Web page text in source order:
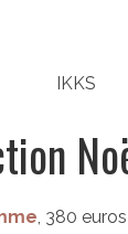
, 380 euros